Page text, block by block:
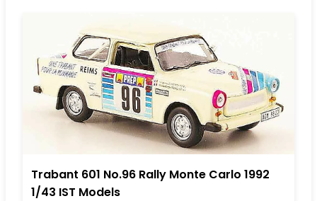
Trabant 601 No.96 Rally Monte Carlo 1992
1/43 IST Models